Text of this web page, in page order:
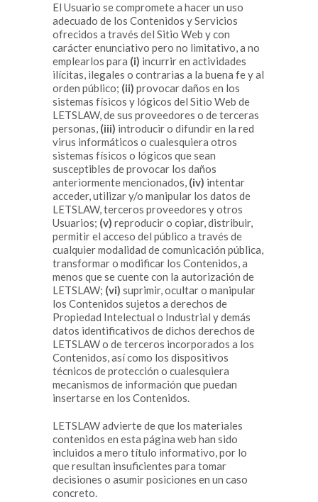
El Usuario se compromete a hacer un uso
adecuado de los Contenidos y Servicios
ofrecidos a través del Sitio Web y con
carácter enunciativo pero no limitativo, a no
emplearlos para (i) incurrir en actividades
ilícitas, ilegales o contrarias a la buena fe y al
orden público; (ii) provocar daños en los
sistemas físicos y lógicos del Sitio Web de
LETSLAW, de sus proveedores o de terceras
personas, (iii) introducir o difundir en la red
virus informáticos o cualesquiera otros
sistemas físicos o lógicos que sean
susceptibles de provocar los daños
anteriormente mencionados, (iv) intentar
acceder, utilizar y/o manipular los datos de
LETSLAW, terceros proveedores y otros
Usuarios; (v) reproducir o copiar, distribuir,
permitir el acceso del público a través de
cualquier modalidad de comunicación pública,
transformar o modificar los Contenidos, a
menos que se cuente con la autorización de
LETSLAW; (vi) suprimir, ocultar o manipular
los Contenidos sujetos a derechos de
Propiedad Intelectual o Industrial y demás
datos identificativos de dichos derechos de
LETSLAW o de terceros incorporados a los
Contenidos, así como los dispositivos
técnicos de protección o cualesquiera
mecanismos de información que puedan
insertarse en los Contenidos.
LETSLAW advierte de que los materiales
contenidos en esta página web han sido
incluidos a mero título informativo, por lo
que resultan insuficientes para tomar
decisiones o asumir posiciones en un caso
concreto.